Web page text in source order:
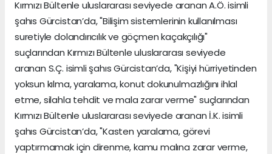
Kırmızı Bültenle uluslararası seviyede aranan A.Ö. isimli
şahıs Gürcistan’da, "Bilişim sistemlerinin kullanılması
suretiyle dolandırıcılık ve göçmen kaçakçılığı"
suçlarından Kırmızı Bültenle uluslararası seviyede
aranan S.Ç. isimli şahıs Gürcistan’da, "Kişiyi hürriyetinden
yoksun kılma, yaralama, konut dokunulmazlığını ihlal
etme, silahla tehdit ve mala zarar verme" suçlarından
Kırmızı Bültenle uluslararası seviyede aranan İ.K. isimli
şahıs Gürcistan’da, "Kasten yaralama, görevi
yaptırmamak için direnme, kamu malına zarar verme,